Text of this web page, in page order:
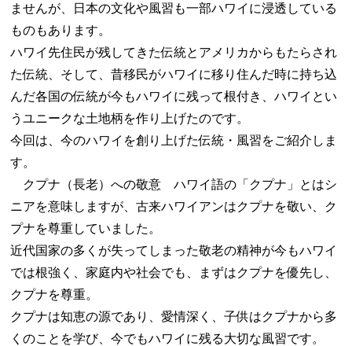
ませんが、日本の文化や風習も一部ハワイに浸透している
ものもあります。
ハワイ先住民が残してきた伝統とアメリカからもたらされ
た伝統、そして、昔移民がハワイに移り住んだ時に持ち込
んだ各国の伝統が今もハワイに残って根付き、ハワイとい
うユニークな土地柄を作り上げたのです。
今回は、今のハワイを創り上げた伝統・風習をご紹介しま
す。
クプナ（長老）への敬意 ハワイ語の「クプナ」とはシ
ニアを意味しますが、古来ハワイアンはクプナを敬い、ク
プナを尊重していました。
近代国家の多くが失ってしまった敬老の精神が今もハワイ
では根強く、家庭内や社会でも、まずはクプナを優先し、
クプナを尊重。
クプナは知恵の源であり、愛情深く、子供はクプナから多
くのことを学び、今でもハワイに残る大切な風習です。